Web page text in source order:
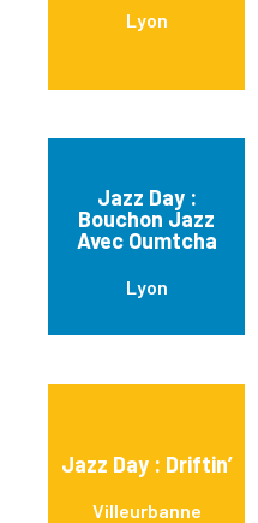
Lyon
Jazz Day :
Bouchon Jazz
Avec Oumtcha
Lyon
Jazz Day : Driftin’
Villeurbanne